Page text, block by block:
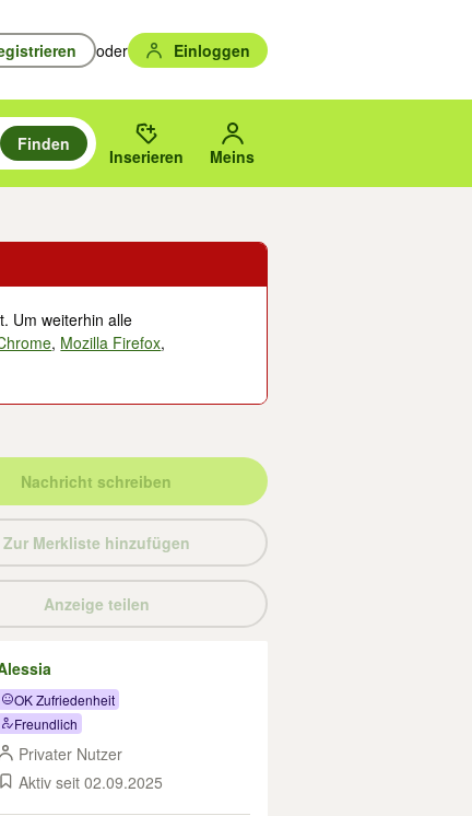
oder Einloggen
und mit Eingabetaste auswählen.
zu suchen, oder Vorschläge mit den Pfeiltasten nach oben/
gewählten Orts oder PLZ.
Finden
Inserieren Meins
Um weiterhin alle
, Mozilla Firefox,
Nachricht schreiben
Zur Merkliste hinzufügen
Anzeige teilen
OK Zufriedenheit
Freundlich
Privater Nutzer
Aktiv seit 02.09.2025